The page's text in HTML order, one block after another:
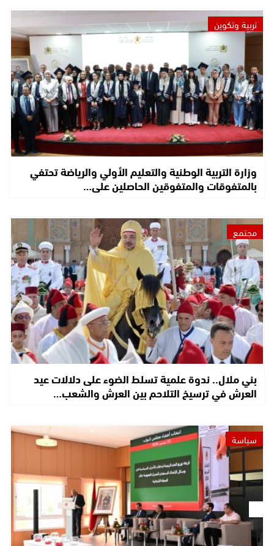
تربية وتكوين
وزارة التربية الوطنية والتعليم الأولي والرياضة تحتفي
بالمتفوقات والمتفوقين الحاصلين على…
مجتمع
بني ملال.. ندوة علمية تسلط الضوء على دلالات عيد
العرش في ترسيخ التلاحم بين العرش والشعب…
سياسة